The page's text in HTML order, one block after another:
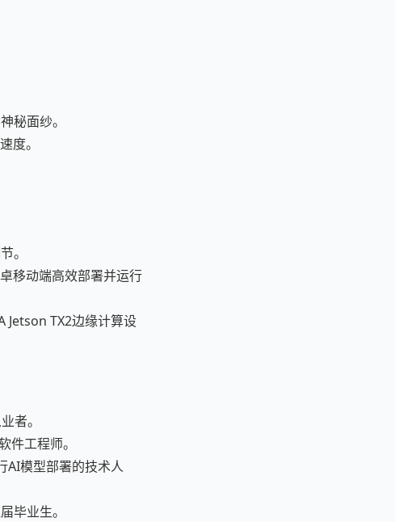
秘面纱。
度。
。
移动端高效部署并运行
Jetson TX2边缘计算设
者。
件工程师。
AI模型部署的技术人
毕业生。